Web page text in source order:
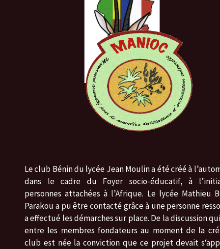
Le club Bénin du lycée Jean Moulin a été créé à
dans le cadre du Foyer socio-éducatif, à
personnes attachées à l’Afrique. Le lycée Mathieu
Parakou a pu être contacté grâce à une personne
a effectué les démarches sur place. De la discussion
entre les membres fondateurs au moment de la
club est née la conviction que ce projet devait